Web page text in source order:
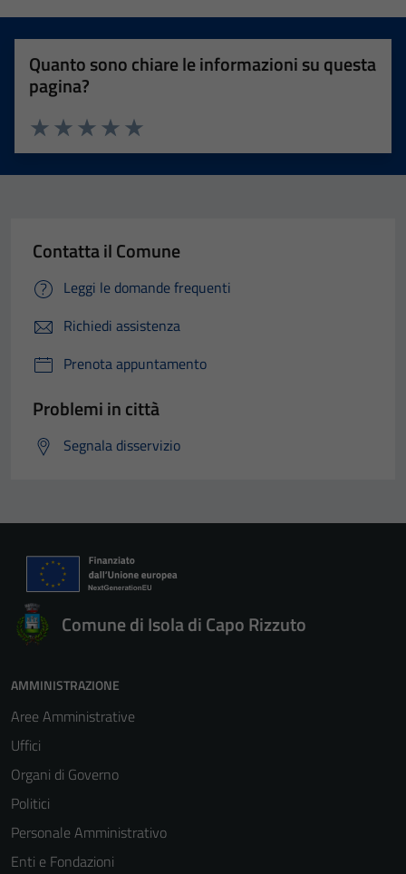
Quanto sono chiare le informazioni su questa
pagina?
Valuta 5 stelle su 5
Valuta 4 stelle su 5
Valuta 3 stelle su 5
Valuta 2 stelle su 5
Valuta 1 stelle su 5
Contatta il Comune
Leggi le domande frequenti
Richiedi assistenza
Prenota appuntamento
Problemi in città
Segnala disservizio
Comune di Isola di Capo Rizzuto
AMMINISTRAZIONE
Aree Amministrative
Uffici
Organi di Governo
Politici
Personale Amministrativo
Enti e Fondazioni